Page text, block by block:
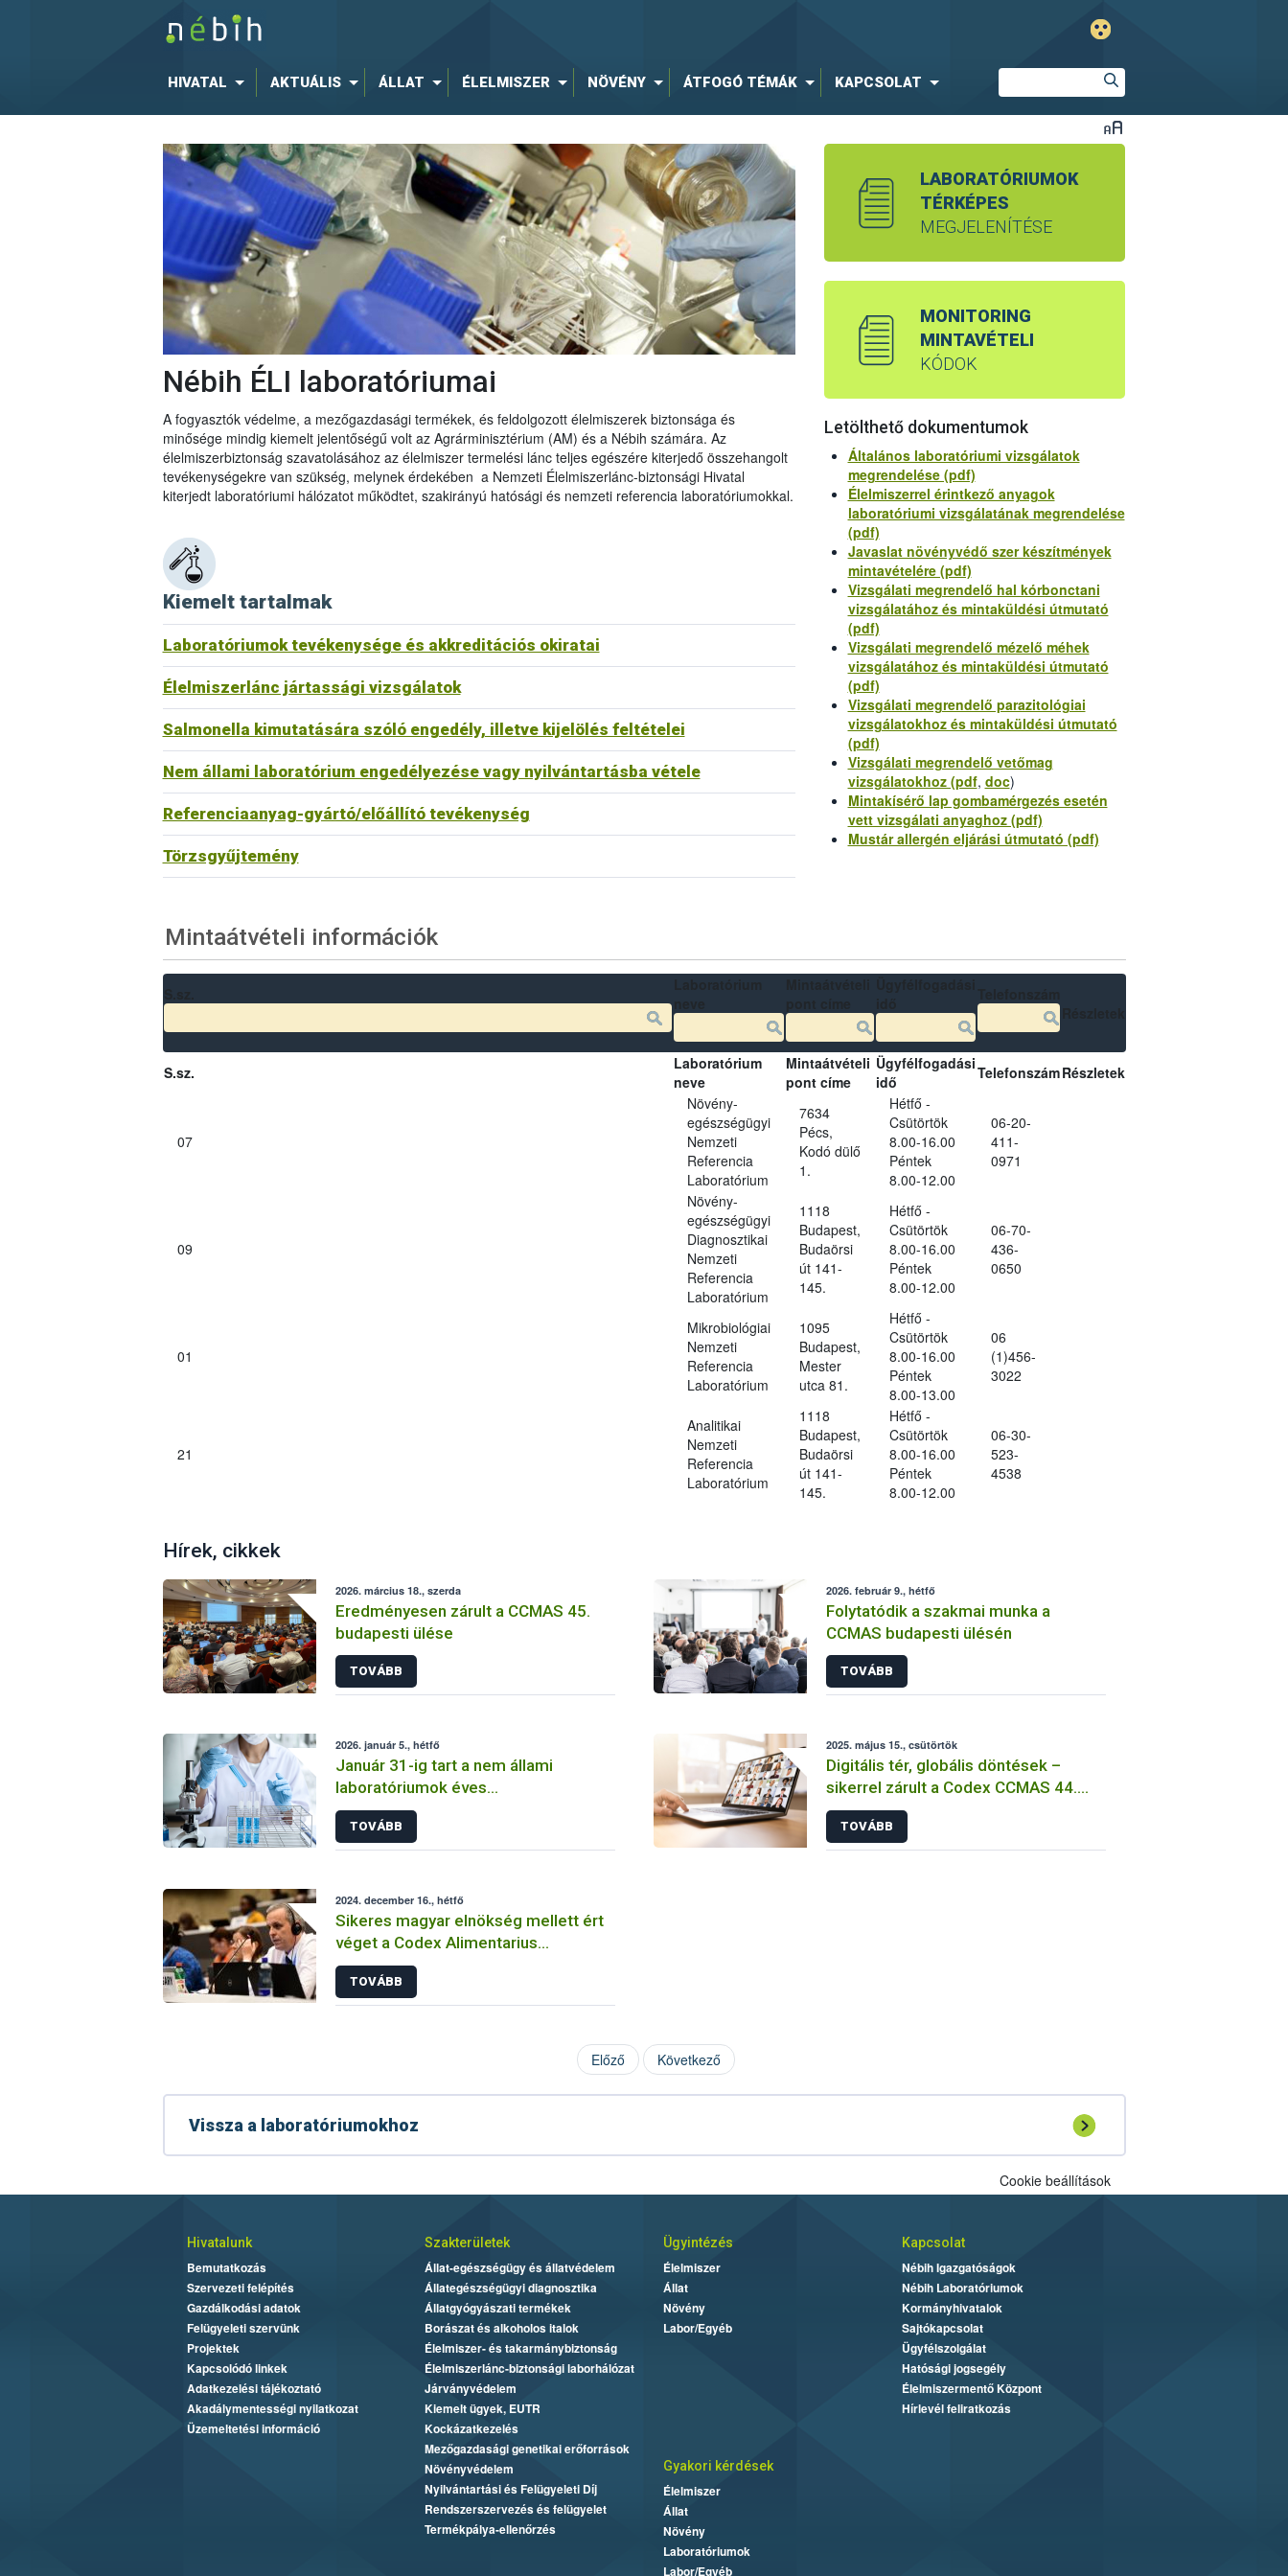
HIVATAL AKTUÁLIS ÁLLAT ÉLELMISZER NÖVÉNY ÁTFOGÓ TÉMÁK KAPCSOLAT
Nébih ÉLI laboratóriumai
A fogyasztók védelme, a mezőgazdasági termékek, és feldolgozott élelmiszerek biztonsága és
minősége mindig kiemelt jelentőségű volt az Agrárminisztérium (AM) és a Nébih számára. Az
élelmiszerbiztonság szavatolásához az élelmiszer termelési lánc teljes egészére kiterjedő összehangolt
tevékenységekre van szükség, melynek érdekében a Nemzeti Élelmiszerlánc-biztonsági Hivatal
kiterjedt laboratóriumi hálózatot működtet, szakirányú hatósági és nemzeti referencia laboratóriumokkal.
Kiemelt tartalmak
Laboratóriumok tevékenysége és akkreditációs okiratai
Élelmiszerlánc jártassági vizsgálatok
Salmonella kimutatására szóló engedély, illetve kijelölés feltételei
Nem állami laboratórium engedélyezése vagy nyilvántartásba vétele
Referenciaanyag-gyártó/előállító tevékenység
Törzsgyűjtemény
LABORATÓRIUMOK
TÉRKÉPES
MEGJELENÍTÉSE
MONITORING
MINTAVÉTELI
KÓDOK
Letölthető dokumentumok
Általános laboratóriumi vizsgálatok
megrendelése (pdf)
Élelmiszerrel érintkező anyagok
laboratóriumi vizsgálatának megrendelése
(pdf)
Javaslat növényvédő szer készítmények
mintavételére (pdf)
Vizsgálati megrendelő hal kórbonctani
vizsgálatához és mintaküldési útmutató
(pdf)
Vizsgálati megrendelő mézelő méhek
vizsgálatához és mintaküldési útmutató
(pdf)
Vizsgálati megrendelő parazitológiai
vizsgálatokhoz és mintaküldési útmutató
(pdf)
Vizsgálati megrendelő vetőmag
vizsgálatokhoz (pdf, doc)
Mintakísérő lap gombamérgezés esetén
vett vizsgálati anyaghoz (pdf)
Mustár allergén eljárási útmutató (pdf)
Mintaátvételi információk
S.sz.
Laboratórium
neve
Mintaátvételi
pont címe
Ügyfélfogadási
idő
TelefonszámRészletek
07
Növény-
egészségügyi
Nemzeti
Referencia
Laboratórium
7634
Pécs,
Kodó dülő
1.
Hétfő -
Csütörtök
8.00-16.00
Péntek
8.00-12.00
06-20-
411-
0971
09
Növény-
egészségügyi
Diagnosztikai
Nemzeti
Referencia
Laboratórium
1118
Budapest,
Budaörsi
út 141-
145.
Hétfő -
Csütörtök
8.00-16.00
Péntek
8.00-12.00
06-70-
436-
0650
01
Mikrobiológiai
Nemzeti
Referencia
Laboratórium
1095
Budapest,
Mester
utca 81.
Hétfő -
Csütörtök
8.00-16.00
Péntek
8.00-13.00
06
(1)456-
3022
21
Analitikai
Nemzeti
Referencia
Laboratórium
1118
Budapest,
Budaörsi
út 141-
145.
Hétfő -
Csütörtök
8.00-16.00
Péntek
8.00-12.00
06-30-
523-
4538
Hírek, cikkek
2026. március 18., szerda
Eredményesen zárult a CCMAS 45.
budapesti ülése
TOVÁBB
2026. február 9., hétfő
Folytatódik a szakmai munka a
CCMAS budapesti ülésén
TOVÁBB
2026. január 5., hétfő
Január 31-ig tart a nem állami
laboratóriumok éves
tevékenységének bevallási időszaka
TOVÁBB
2025. május 15., csütörtök
Digitális tér, globális döntések –
sikerrel zárult a Codex CCMAS 44.
ülése
TOVÁBB
2024. december 16., hétfő
Sikeres magyar elnökség mellett ért
véget a Codex Alimentarius
Főbizottság ülése
TOVÁBB
Előző Következő
Vissza a laboratóriumokhoz
Cookie beállítások
Hivatalunk
Bemutatkozás
Szervezeti felépítés
Gazdálkodási adatok
Felügyeleti szervünk
Projektek
Kapcsolódó linkek
Adatkezelési tájékoztató
Akadálymentességi nyilatkozat
Üzemeltetési információ
Szakterületek
Állat-egészségügy és állatvédelem
Állategészségügyi diagnosztika
Állatgyógyászati termékek
Borászat és alkoholos italok
Élelmiszer- és takarmánybiztonság
Élelmiszerlánc-biztonsági laborhálózat
Járványvédelem
Kiemelt ügyek, EUTR
Kockázatkezelés
Mezőgazdasági genetikai erőforrások
Növényvédelem
Nyilvántartási és Felügyeleti Díj
Rendszerszervezés és felügyelet
Termékpálya-ellenőrzés
Ügyintézés
Élelmiszer
Állat
Növény
Labor/Egyéb
Kapcsolat
Nébih Igazgatóságok
Nébih Laboratóriumok
Kormányhivatalok
Sajtókapcsolat
Ügyfélszolgálat
Hatósági jogsegély
Élelmiszermentő Központ
Hírlevél feliratkozás
Gyakori kérdések
Élelmiszer
Állat
Növény
Laboratóriumok
Labor/Egyéb